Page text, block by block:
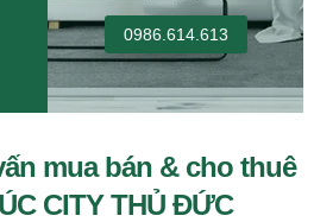
0986.614.613
mua bán & cho thuê
CITY THỦ ĐỨC